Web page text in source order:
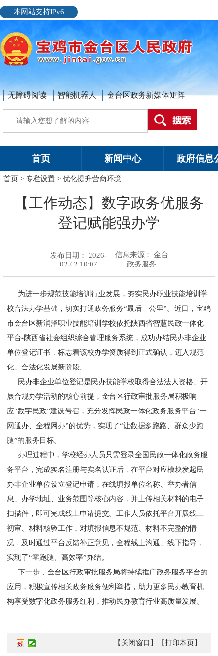
本网站支持IPv6
无障碍阅读 智能机器人 金台区政务新媒体矩阵
首页 新闻中心 政府信息
首页 >专栏设置 >优化提升营商环境
【工作动态】数字政务优服务
登记赋能强办学
发布日期： 2026-
02-02 10:07
信息来源： 金台
政务服务
为进一步规范技能培训行业发展，夯实民办职业技能培训学
校合法办学基础，切实打通政务服务“最后一公里”。近日，宝鸡
市金台区新润泽职业技能培训学校依托陕西省智慧民政一体化
平台-陕西省社会组织综合管理服务系统，成功办结民办非企业
单位登记证书，标志着该校办学资质得到正式确认，迈入规范
化、合法化发展新阶段。
民办非企业单位登记是民办技能学校取得合法法人资格、开
展合规办学活动的核心前提，金台区行政审批服务局积极响
应“数字民政”建设号召，充分发挥民政一体化政务服务平台“一
网通办、全程网办”的优势，实现了“让数据多跑路、群众少跑
腿”的服务目标。
办理过程中，学校经办人员只需登录全国民政一体化政务服
务平台，完成实名注册与实名认证后，在平台对应模块发起民
办非企业单位设立登记申请，在线填报单位名称、举办者信
息、办学地址、业务范围等核心内容，并上传相关材料的电子
扫描件，即可完成线上申请提交。工作人员依托平台开展线上
初审、材料核验工作，对填报信息不规范、材料不完整的情
况，及时通过平台反馈补正意见，全程线上沟通、线下指导，
实现了“零跑腿、高效率”办结。
下一步，金台区行政审批服务局将持续推广政务服务平台的
应用，积极宣传相关政务服务便利举措，助力更多民办教育机
构享受数字化政务服务红利，推动民办教育行业高质量发展。
【打印本页】
【关闭窗口】